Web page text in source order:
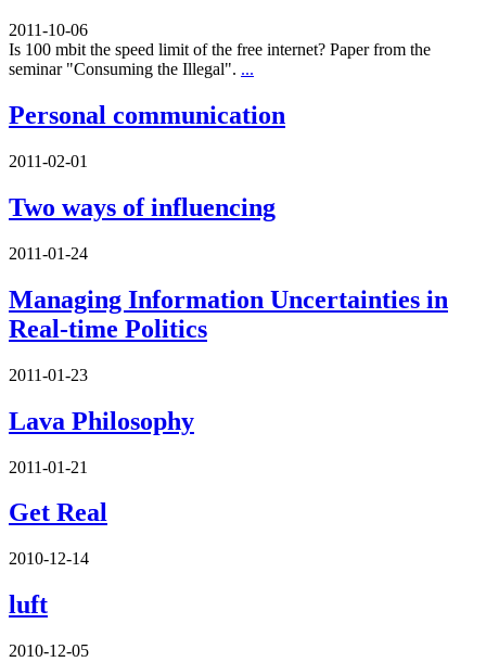
2011-10-06
Is 100 mbit the speed limit of the free internet? Paper from the
seminar "Consuming the Illegal". ...
Personal communication
2011-02-01
Two ways of influencing
2011-01-24
Managing Information Uncertainties in
Real-time Politics
2011-01-23
Lava Philosophy
2011-01-21
Get Real
2010-12-14
luft
2010-12-05